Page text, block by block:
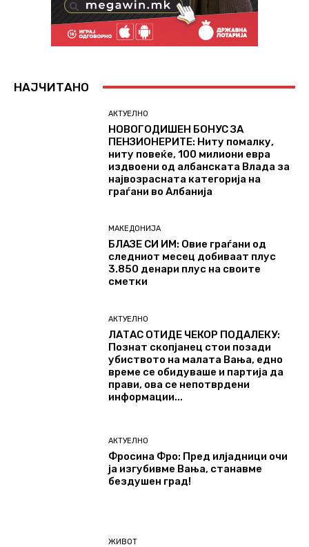
НАЈЧИТАНО
АКТУЕЛНО
НОВОГОДИШЕН БОНУС ЗА
ПЕНЗИОНЕРИТЕ: Ниту помалку,
ниту повеќе, 100 милиони евра
издвоени од албанската Влада за
највозрасната категорија на
граѓани во Албанија
МАКЕДОНИЈА
БЛАЗЕ СИ ИМ: Oвие граѓани од
следниот месец добиваат плус
3.850 денари плус на своите
сметки
АКТУЕЛНО
ЛАТАС ОТИДЕ ЧЕКОР ПОДАЛЕКУ:
Познат скопјанец стои позади
убиството на малата Вања, едно
време се обидуваше и партија да
прави, ова се непотврдени
информации...
АКТУЕЛНО
Фросина Фро: Пред илјадници очи
ја изгубивме Вања, станавме
бездушен град!
ЖИВОТ